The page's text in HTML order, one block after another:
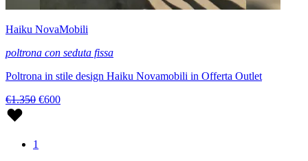
Haiku NovaMobili
poltrona con seduta fissa
Poltrona in stile design Haiku Novamobili in Offerta Outlet
€1.350 €600
1